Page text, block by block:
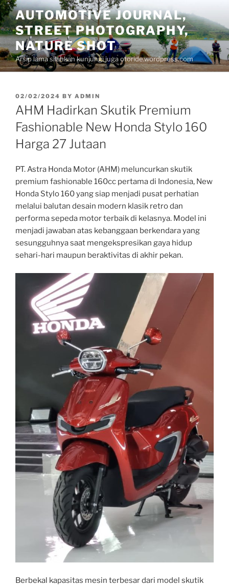
Skip
to
content
AUTOMOTIVE JOURNAL,
STREET PHOTOGRAPHY,
NATURE SHOT
Arsip lama silahkan kunjungi juga otoride.wordpress.com
POSTED
ON
02/02/2024 BY ADMIN
AHM Hadirkan Skutik Premium
Fashionable New Honda Stylo 160
Harga 27 Jutaan
PT. Astra Honda Motor (AHM) meluncurkan skutik
premium fashionable 160cc pertama di Indonesia, New
Honda Stylo 160 yang siap menjadi pusat perhatian
melalui balutan desain modern klasik retro dan
performa sepeda motor terbaik di kelasnya. Model ini
menjadi jawaban atas kebanggaan berkendara yang
sesungguhnya saat mengekspresikan gaya hidup
sehari-hari maupun beraktivitas di akhir pekan.
Berbekal kapasitas mesin terbesar dari model skutik